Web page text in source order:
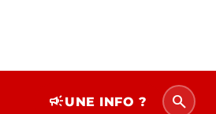
campaignUNE INFO ? search